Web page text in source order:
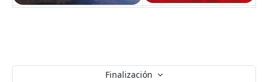
Finalización